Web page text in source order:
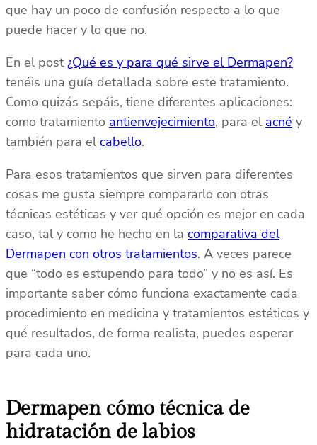
que hay un poco de confusión respecto a lo que
puede hacer y lo que no.
En el post¿Qué es y para qué sirve el Dermapen?
tenéis una guía detallada sobre este tratamiento.
Como quizás sepáis, tiene diferentes aplicaciones:
como tratamiento antienvejecimiento, para el acné y
también para el cabello.
Para esos tratamientos que sirven para diferentes
cosas me gusta siempre compararlo con otras
técnicas estéticas y ver qué opción es mejor en cada
caso, tal y como he hecho en la comparativa del
Dermapen con otros tratamientos. A veces parece
que “todo es estupendo para todo” y no es así. Es
importante saber cómo funciona exactamente cada
procedimiento en medicina y tratamientos estéticos y
qué resultados, de forma realista, puedes esperar
para cada uno.
Dermapen cómo técnica de
hidratación de labios